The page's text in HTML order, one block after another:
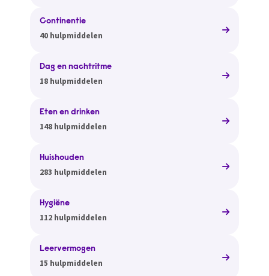
Continentie
40 hulpmiddelen
Dag en nachtritme
18 hulpmiddelen
Eten en drinken
148 hulpmiddelen
Huishouden
283 hulpmiddelen
Hygiëne
112 hulpmiddelen
Leervermogen
15 hulpmiddelen